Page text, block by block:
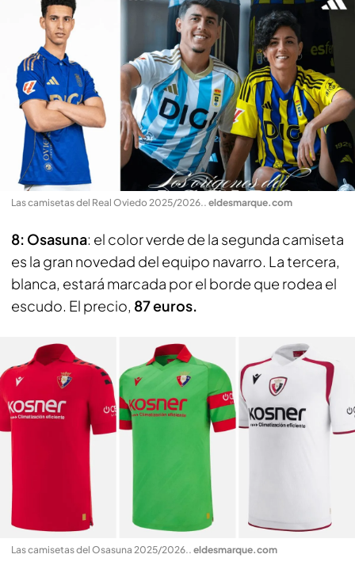
Las camisetas del Real Oviedo 2025/2026.. eldesmarque.com
8: Osasuna: el color verde de la segunda camiseta
es la gran novedad del equipo navarro. La tercera,
blanca, estará marcada por el borde que rodea el
escudo. El precio, 87 euros.
Las camisetas del Osasuna 2025/2026.. eldesmarque.com